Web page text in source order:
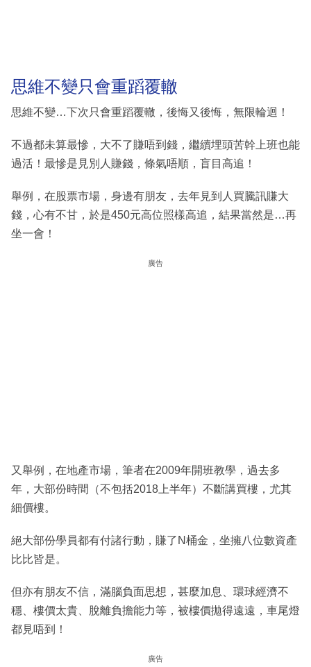
思維不變只會重蹈覆轍
思維不變…下次只會重蹈覆轍，後悔又後悔，無限輪迴！
不過都未算最慘，大不了賺唔到錢，繼續埋頭苦幹上班也能
過活！最慘是見別人賺錢，條氣唔順，盲目高追！
舉例，在股票市場，身邊有朋友，去年見到人買騰訊賺大
錢，心有不甘，於是450元高位照樣高追，結果當然是…再
坐一會！
廣告
又舉例，在地產市場，筆者在2009年開班教學，過去多
年，大部份時間（不包括2018上半年）不斷講買樓，尤其
細價樓。
絕大部份學員都有付諸行動，賺了N桶金，坐擁八位數資產
比比皆是。
但亦有朋友不信，滿腦負面思想，甚麼加息、環球經濟不
穩、樓價太貴、脫離負擔能力等，被樓價拋得遠遠，車尾燈
都見唔到！
廣告